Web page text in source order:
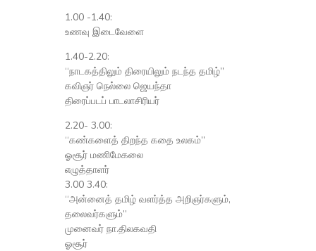
1.00 -1.40:
உணவு இடைவேளை
1.40-2.20:
“நாடகத்திலும் திரையிலும் நடந்த தமிழ்”
கவிஞர் நெல்லை ஜெயந்தா
திரைப்படப் பாடலாசிரியர்
2.20- 3.00:
“கண்களைத் திறந்த கதை உலகம்”
ஓசூர் மணிமேகலை
எழுத்தாளர்
3.00 3.40:
“அன்னைத் தமிழ் வளர்த்த அறிஞர்களும்,
தலைவர்களும்”
முனைவர் நா.திலகவதி
ஓசூர்